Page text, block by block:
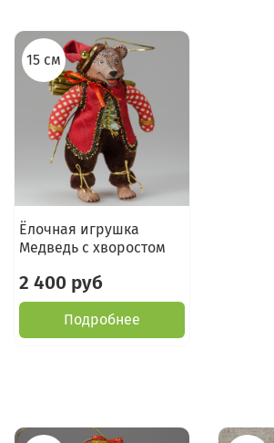
15 см
Ёлочная игрушка
Медведь с хворостом
2 400 руб
Подробнее